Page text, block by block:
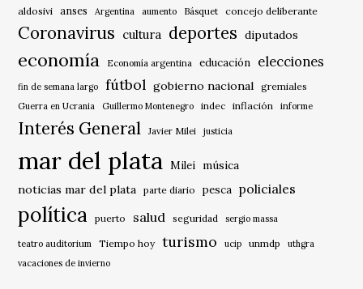
aldosivi anses Argentina aumento Básquet concejo deliberante
Coronavirus cultura deportes diputados
economía Economía argentina educación elecciones
fin de semana largo fútbol gobierno nacional gremiales
Guerra en Ucrania Guillermo Montenegro indec inflación informe
Interés General Javier Milei justicia
mar del plata Milei música
noticias mar del plata
parte diario pesca policiales
política puerto salud seguridad sergio massa
teatro auditorium Tiempo hoy turismo ucip unmdp
uthgra
vacaciones de invierno